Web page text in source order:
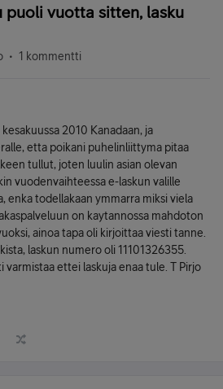
vuotta sitten, lasku
1 kommentti
2010 Kanadaan, ja
etta poikani puhelinliittyma pitaa
tullut, joten luulin asian olevan
vuodenvaihteessa e-laskun valille
enka todellakaan ymmarra miksi viela
on kaytannossa mahdoton
ainoa tapa oli kirjoittaa viesti tanne.
laskun numero oli 11101326355.
varmistaa ettei laskuja enaa tule. T Pirjo